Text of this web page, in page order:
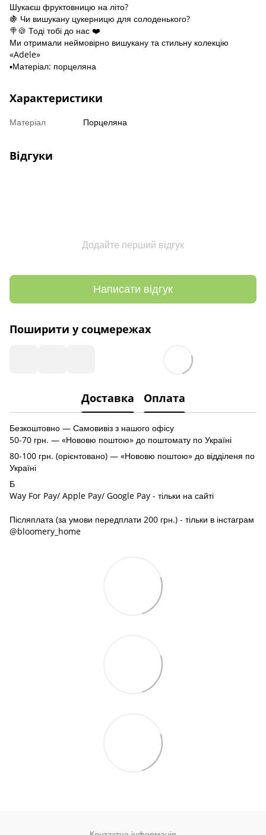
Шукаєш фруктовницю на літо?
🍇 Чи вишукану цукерницю для солоденького?
🍭🍪 Тоді тобі до нас ❤️
Ми отримали неймовірно вишукану та стильну колекцію
«Adele»
▪️Матеріал: порцеляна
Характеристики
Матеріал Порцеляна
Відгуки
Додайте перший відгук
Написати відгук
Поширити у соцмережах
Доставка Оплата
Безкоштовно — Самовивіз з нашого офісу
50-70 грн. — «Нововю поштою» до поштомату по Україні
80-100 грн. (орієнтовано) — «Нововю поштою» до відділеня по
Україні
Б
Way For Pay/ Apple Pay/ Google Pay - тільки на сайті
Післяплата (за умови передплати 200 грн.) - тільки в інстаграм
@bloomery_home